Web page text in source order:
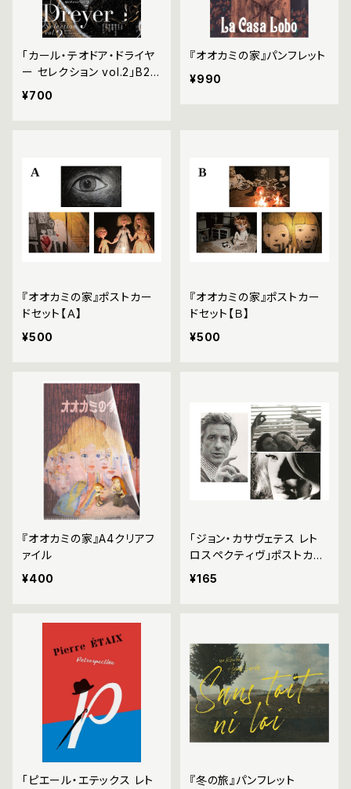
「カール・テオドア・ドライヤ
ー セレクション vol.2」B2ポ
スター
¥700
『オオカミの家』パンフレット
¥990
『オオカミの家』ポストカー
ドセット【Ａ】
¥500
『オオカミの家』ポストカー
ドセット【Ｂ】
¥500
『オオカミの家』A4クリアフ
ァイル
¥400
「ジョン・カサヴェテス レト
ロスペクティヴ」ポストカー
ド
¥165
「ピエール・エテックス レト
『冬の旅』パンフレット